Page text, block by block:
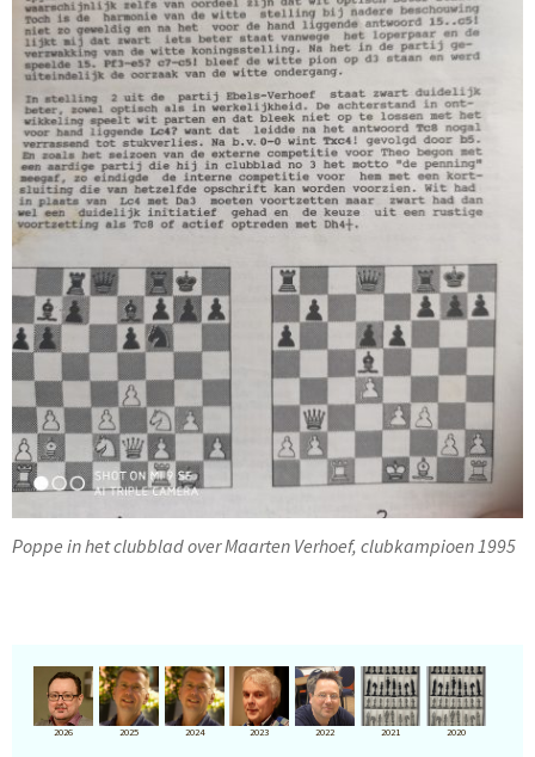
Poppe in het clubblad over Maarten Verhoef, clubkampioen 1995
2026 2025 2024 2023 2022 2021 2020